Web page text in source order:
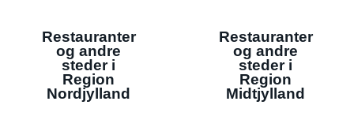
Restauranter
og andre
steder i
Region
Nordjylland
Restauranter
og andre
steder i
Region
Midtjylland